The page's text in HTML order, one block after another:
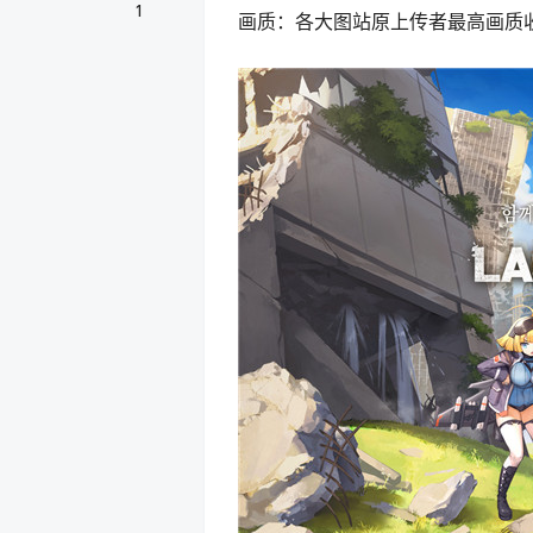
画质：各大图站原上传者最高画质
1